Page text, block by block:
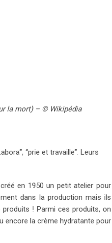
la mort) – © Wikipédia
“prie et travaille”. Leurs
en 1950 un petit atelier pour
dans la production mais ils
! Parmi ces produits, on
encore la crème hydratante pour